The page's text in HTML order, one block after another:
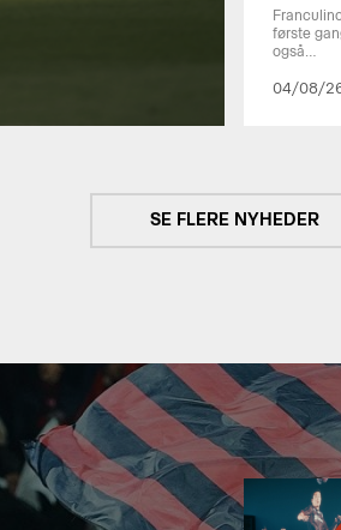
første
også…
04/08/
SE FLERE NYHEDER